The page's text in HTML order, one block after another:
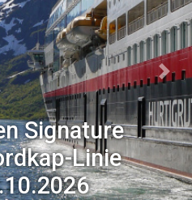
Signature
Linie
Next